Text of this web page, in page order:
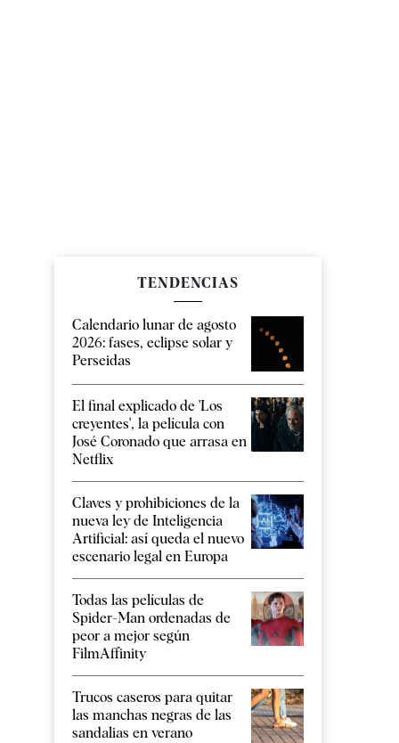
TENDENCIAS
Calendario lunar de agosto
2026: fases, eclipse solar y
Perseidas
El final explicado de 'Los
creyentes', la película con
José Coronado que arrasa en
Netflix
Claves y prohibiciones de la
nueva ley de Inteligencia
Artificial: así queda el nuevo
escenario legal en Europa
Todas las películas de
Spider-Man ordenadas de
peor a mejor según
FilmAffinity
Trucos caseros para quitar
las manchas negras de las
sandalias en verano